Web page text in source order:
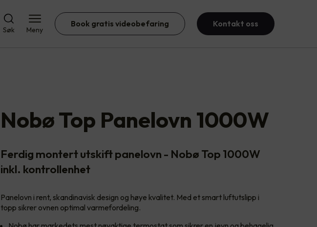
Søk Meny
Book gratis videobefaring Kontakt oss
Nobø Top Panelovn 1000W
Ferdig montert utskift panelovn - Nobø Top 1000W
inkl. kontrollenhet
Panelovn i rent, skandinavisk design og høye kvalitet. Med et smart luftutslipp i
topp sikrer ovnen optimal varmefordeling.